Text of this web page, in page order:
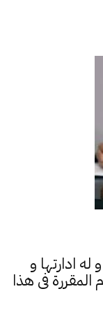
ادارتها و
المقررة فى هذا